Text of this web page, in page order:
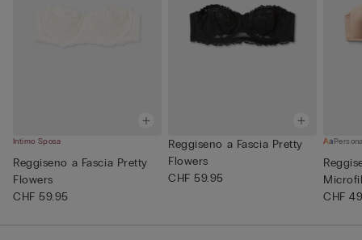
Intimo Sposa
Reggiseno a Fascia Pretty
Flowers
CHF 59.95
Reggiseno a Fascia Pretty
Flowers
CHF 59.95
CHF